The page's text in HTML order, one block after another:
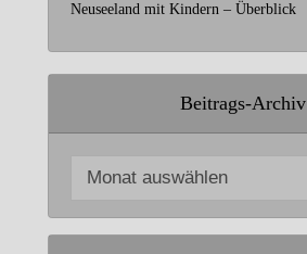
Neuseeland mit Kindern – Überblick
Beitrags-Archiv